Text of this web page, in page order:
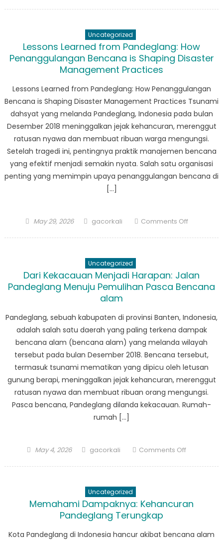
Bencana
Uncategorized
Lessons Learned from Pandeglang: How
Penanggulangan Bencana is Shaping Disaster
Management Practices
Lessons Learned from Pandeglang: How Penanggulangan
Bencana is Shaping Disaster Management Practices Tsunami
dahsyat yang melanda Pandeglang, Indonesia pada bulan
Desember 2018 meninggalkan jejak kehancuran, merenggut
ratusan nyawa dan membuat ribuan warga mengungsi.
Setelah tragedi ini, pentingnya praktik manajemen bencana
yang efektif menjadi semakin nyata. Salah satu organisasi
penting yang memimpin upaya penanggulangan bencana di
[…]
Posted
May 29, 2026 Author
gacorkali Comments Offon
How
is
Disaster
Practices
Uncategorized
Dari Kekacauan Menjadi Harapan: Jalan
Pandeglang Menuju Pemulihan Pasca Bencana
alam
Pandeglang, sebuah kabupaten di provinsi Banten, Indonesia,
adalah salah satu daerah yang paling terkena dampak
bencana alam (bencana alam) yang melanda wilayah
tersebut pada bulan Desember 2018. Bencana tersebut,
termasuk tsunami mematikan yang dipicu oleh letusan
gunung berapi, meninggalkan jejak kehancuran, merenggut
ratusan nyawa dan membuat ribuan orang mengungsi.
Pasca bencana, Pandeglang dilanda kekacauan. Rumah-
rumah […]
Posted
May 4, 2026 Author
gacorkali Comments Offon
Jalan
Menuju
Uncategorized
Memahami Dampaknya: Kehancuran
Pandeglang Terungkap
Kota Pandeglang di Indonesia hancur akibat bencana alam